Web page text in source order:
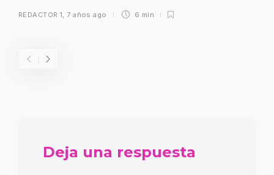
REDACTOR 1, 7 años ago 6 min
Deja una respuesta